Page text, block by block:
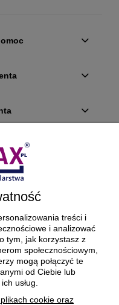
DOSTAWA
treści i
i analizować
tym, jak korzystasz z
społecznościowym,
mogą połączyć te
od Ciebie lub
usług.
cookie oraz